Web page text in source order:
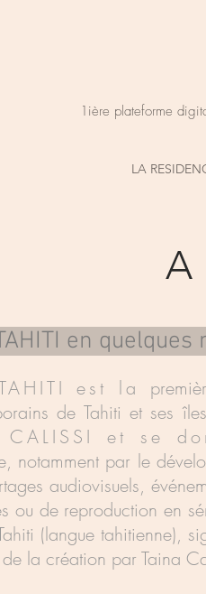
1ière plateforme
LA
A
en quelques
est la
de Tahiti et ses
CALISSI et se
notamment par le
audiovisuels,
ou de reproduction en
(langue tahitienne),
la création par Taina